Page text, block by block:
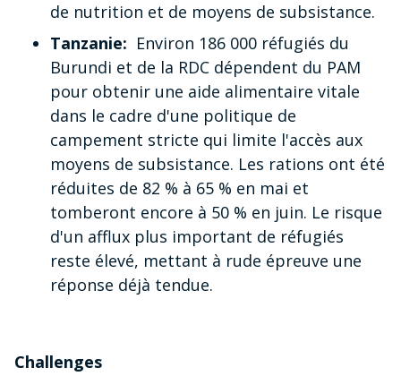
de nutrition et de moyens de subsistance.
Tanzanie: Environ 186 000 réfugiés du
Burundi et de la RDC dépendent du PAM
pour obtenir une aide alimentaire vitale
dans le cadre d'une politique de
campement stricte qui limite l'accès aux
moyens de subsistance. Les rations ont été
réduites de 82 % à 65 % en mai et
tomberont encore à 50 % en juin. Le risque
d'un afflux plus important de réfugiés
reste élevé, mettant à rude épreuve une
réponse déjà tendue.
Challenges